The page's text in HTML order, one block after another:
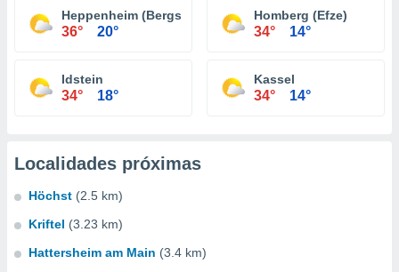
Heppenheim (Bergstraße)
36° 20°
Homberg (Efze)
34° 14°
Idstein
34° 18°
Kassel
34° 14°
Localidades próximas
Höchst (2.5 km)
Kriftel (3.23 km)
Hattersheim am Main (3.4 km)